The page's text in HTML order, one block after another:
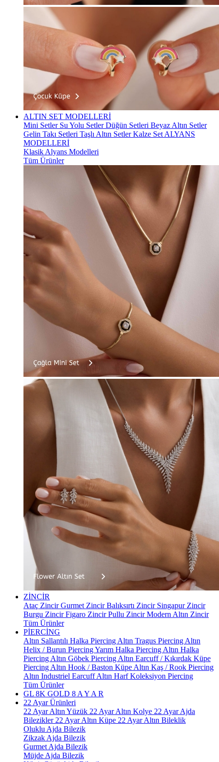
ALTIN SET MODELLERİ
Mini Setler Su Yolu SetlerDüğün Setleri Beyaz Altın Setler
Gelin Takı Setleri Taşlı Altın SetlerKalze Set ALYANS
MODELLERİ
Klasik Alyans Modelleri
Tüm Ürünler
ZİNCİR
Ataç ZincirGurmet ZincirBalıksırtı Zincir Singapur Zincir
Burgu ZincirFigaro ZincirPullu ZincirModern Altın Zincir
Tüm Ürünler
PİERCİNG
Altın Sallantılı Halka Piercing Altın Tragus Piercing Altın
Helix / Burun PiercingYarım Halka Piercing Altın Halka
Piercing Altın Göbek Piercing Altın Earcuff / Kıkırdak Küpe
Piercing Altın Hook / Baston Küpe Altın Kaş / Rook Piercing
Altın Industriel EarcuffAltın Harf Koleksiyon Piercing
Tüm Ürünler
GL 8K GOLD 8 A Y A R
22 Ayar Ürünleri
22 Ayar Altın Yüzük 22 Ayar Altın Kolye 22 Ayar Ajda
Bilezikler 22 Ayar Altın Küpe 22 Ayar Altın Bileklik
Oluklu Ajda Bilezik
Zikzak Ajda Bilezik
Gurmet Ajda Bilezik
Müjde Ajda Bilezik